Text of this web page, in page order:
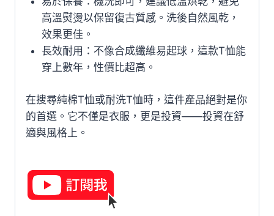
高溫熨燙以保留復古質感。洗後自然風乾，
效果更佳。
長效耐用：不像合成纖維易起球，這款T恤能
穿上數年，性價比超高。
在搜尋純棉T恤或耐洗T恤時，這件產品絕對是你
的首選。它不僅是衣服，更是投資——投資在舒
適與風格上。